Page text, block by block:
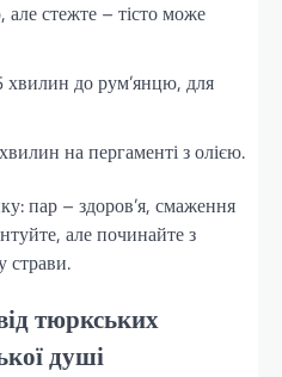
стежте – тісто може
до рум’янцю, для
на пергаменті з олією.
пар – здоров’я, смаження
але починайте з
страви.
тюркських
душі